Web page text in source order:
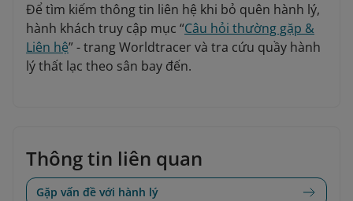
Để tìm kiếm thông tin liên hệ khi bỏ quên hành lý,
hành khách truy cập mục “Câu hỏi thường gặp &
Liên hệ” - trang Worldtracer và tra cứu quầy hành
lý thất lạc theo sân bay đến.
Thông tin liên quan
Gặp vấn đề với hành lý